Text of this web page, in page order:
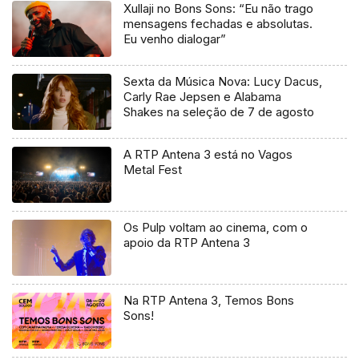
Xullaji no Bons Sons: “Eu não trago
mensagens fechadas e absolutas.
Eu venho dialogar”
Sexta da Música Nova: Lucy Dacus,
Carly Rae Jepsen e Alabama
Shakes na seleção de 7 de agosto
A RTP Antena 3 está no Vagos
Metal Fest
Os Pulp voltam ao cinema, com o
apoio da RTP Antena 3
Na RTP Antena 3, Temos Bons
Sons!